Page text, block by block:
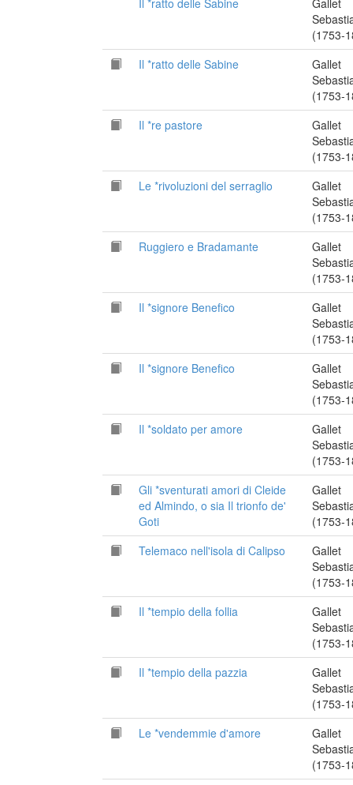
Il *ratto delle Sabine
Gallet
(1753-
Il *ratto delle Sabine
Gallet
(1753-
Il *re pastore
Gallet
(1753-
Le *rivoluzioni del serraglio
Gallet
(1753-
Ruggiero e Bradamante
Gallet
(1753-
Il *signore Benefico
Gallet
(1753-
Il *signore Benefico
Gallet
(1753-
Il *soldato per amore
Gallet
(1753-
Gli *sventurati amori di Cleide
ed Almindo, o sia Il trionfo de'
Goti
Gallet
(1753-
Telemaco nell'isola di Calipso
Gallet
(1753-
Il *tempio della follia
Gallet
(1753-
Il *tempio della pazzia
Gallet
(1753-
Le *vendemmie d'amore
Gallet
(1753-